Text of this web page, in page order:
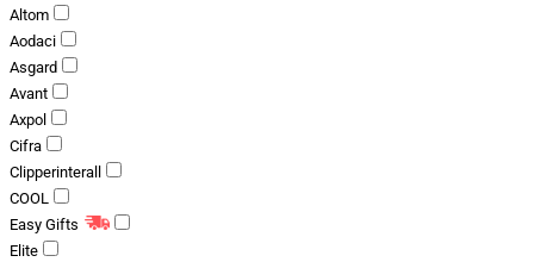
Altom
Aodaci
Asgard
Avant
Axpol
Cifra
Clipperinterall
COOL
Easy Gifts
Elite